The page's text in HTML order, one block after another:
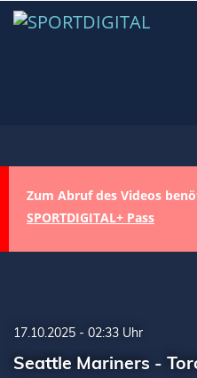
Zum Abruf des Videos
SPORTDIGITAL+ Pass
17.10.2025 - 02:33 Uhr
Seattle Mariners -